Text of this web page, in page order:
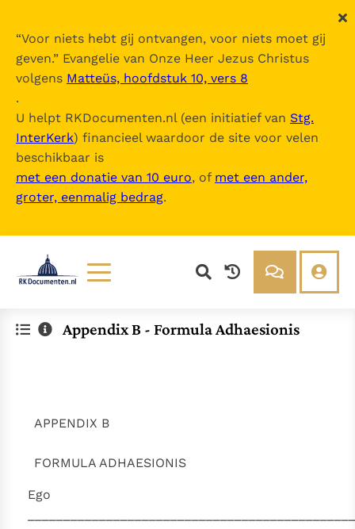
“Voor niets hebt gij ontvangen, voor niets moet gij
geven.” Evangelie van Onze Heer Jezus Christus
volgens Matteüs, hoofdstuk 10, vers 8
.
U helpt RKDocumenten.nl (een initiatief van Stg.
InterKerk) financieel waardoor de site voor velen
beschikbaar is
met een donatie van 10 euro, of met een ander,
groter, eenmalig bedrag.
Documenten
Denzinger
Over RK Documenten
Nieuwste Documenten
5. Het gebed van de Kerk
Appendix B - Formula Adhaesionis
APPENDIX B
FORMULA ADHAESIONIS
Ego